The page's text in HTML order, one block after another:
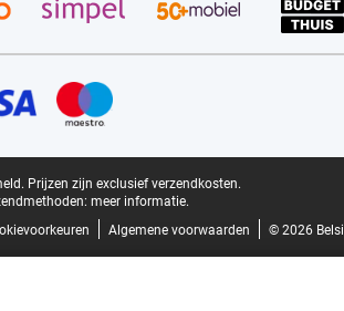
Prijzen zijn exclusief verzendkosten.
meer informatie.
Algemene voorwaarden © 2026